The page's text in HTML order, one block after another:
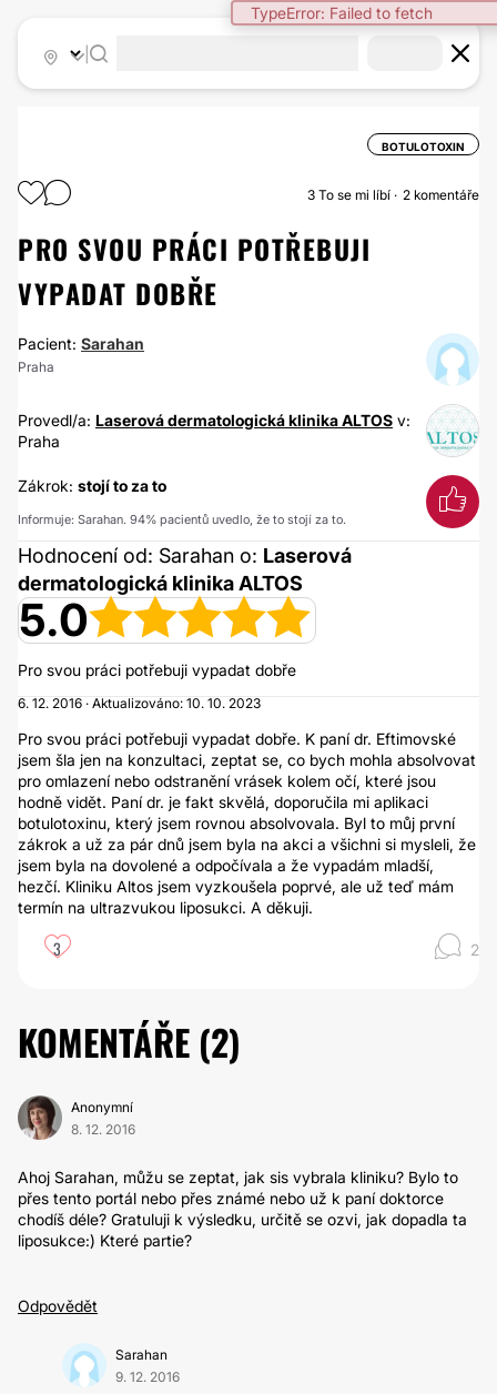
TypeError: Failed to fetch
BOTULOTOXIN
3 To se mi líbí 2 komentáře
PRO SVOU PRÁCI POTŘEBUJI
VYPADAT DOBŘE
Pacient: Sarahan
Praha
Provedl/a: Laserová dermatologická klinika ALTOS v:
Praha
Zákrok: stojí to za to
Informuje: Sarahan. 94% pacientů uvedlo, že to stojí za to.
Hodnocení od: Sarahan o: Laserová
dermatologická klinika ALTOS
5.0
Pro svou práci potřebuji vypadat dobře
6. 12. 2016 · Aktualizováno: 10. 10. 2023
Pro svou práci potřebuji vypadat dobře. K paní dr. Eftimovské
jsem šla jen na konzultaci, zeptat se, co bych mohla absolvovat
pro omlazení nebo odstranění vrásek kolem očí, které jsou
hodně vidět. Paní dr. je fakt skvělá, doporučila mi aplikaci
botulotoxinu, který jsem rovnou absolvovala. Byl to můj první
zákrok a už za pár dnů jsem byla na akci a všichni si mysleli, že
jsem byla na dovolené a odpočívala a že vypadám mladší,
hezčí. Kliniku Altos jsem vyzkoušela poprvé, ale už teď mám
termín na ultrazvukou liposukci. A děkuji.
3 2
KOMENTÁŘE (2)
Anonymní
8. 12. 2016
Ahoj Sarahan, můžu se zeptat, jak sis vybrala kliniku? Bylo to
přes tento portál nebo přes známé nebo už k paní doktorce
chodíš déle? Gratuluji k výsledku, určitě se ozvi, jak dopadla ta
liposukce:) Které partie?
Odpovědět
Sarahan
9. 12. 2016